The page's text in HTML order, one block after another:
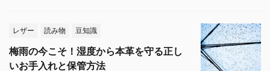
レザー 読み物 豆知識
梅雨の今こそ！湿度から本革を守る正し
いお手入れと保管方法